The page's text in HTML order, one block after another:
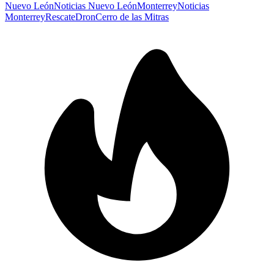
Nuevo LeónNoticias Nuevo LeónMonterreyNoticias
MonterreyRescateDronCerro de las Mitras